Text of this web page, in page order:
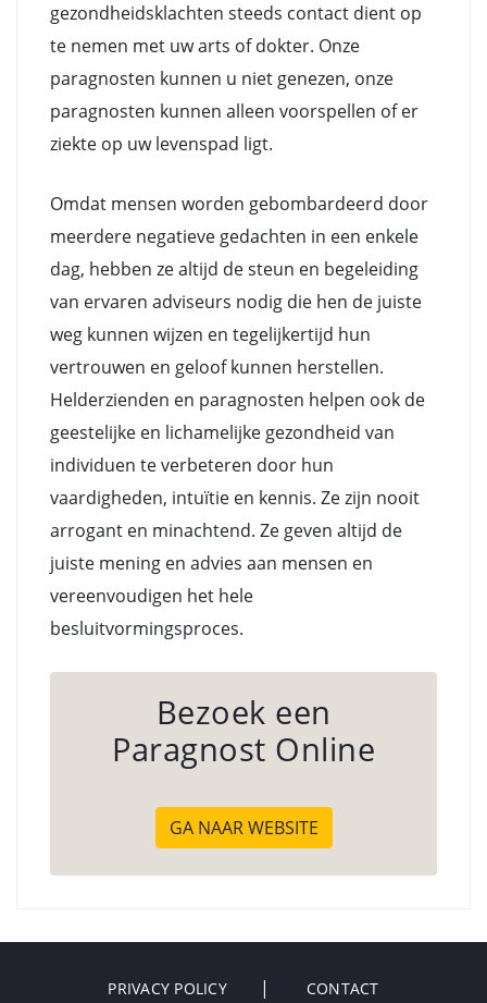
gezondheidsklachten steeds contact dient op
te nemen met uw arts of dokter. Onze
paragnosten kunnen u niet genezen, onze
paragnosten kunnen alleen voorspellen of er
ziekte op uw levenspad ligt.
Omdat mensen worden gebombardeerd door
meerdere negatieve gedachten in een enkele
dag, hebben ze altijd de steun en begeleiding
van ervaren adviseurs nodig die hen de juiste
weg kunnen wijzen en tegelijkertijd hun
vertrouwen en geloof kunnen herstellen.
Helderzienden en paragnosten helpen ook de
geestelijke en lichamelijke gezondheid van
individuen te verbeteren door hun
vaardigheden, intuïtie en kennis. Ze zijn nooit
arrogant en minachtend. Ze geven altijd de
juiste mening en advies aan mensen en
vereenvoudigen het hele
besluitvormingsproces.
Bezoek een
Paragnost Online
GA NAAR WEBSITE
PRIVACY POLICY CONTACT